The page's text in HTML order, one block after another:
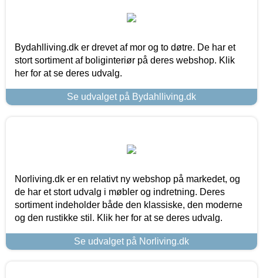
Bydahlliving.dk er drevet af mor og to døtre. De har et
stort sortiment af boliginteriør på deres webshop. Klik
her for at se deres udvalg.
Se udvalget på Bydahlliving.dk
Norliving.dk er en relativt ny webshop på markedet, og
de har et stort udvalg i møbler og indretning. Deres
sortiment indeholder både den klassiske, den moderne
og den rustikke stil. Klik her for at se deres udvalg.
Se udvalget på Norliving.dk